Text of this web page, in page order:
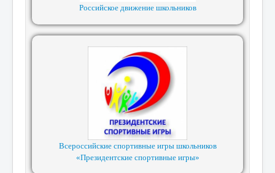
Российское движение школьников
Всероссийские спортивные игры школьников
«Президентские спортивные игры»